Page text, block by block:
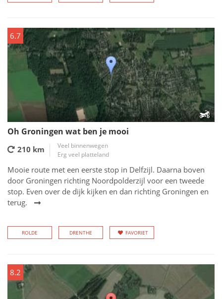
6.7
Oh Groningen wat ben je mooi
210 km
Veel binnenwegen
Erg veel platteland
Mooie route met een eerste stop in Delfzijl. Daarna boven
door Groningen richting Noordpolderzijl voor een tweede
stop. Even over de dijk kijken en dan richting Groningen en
terug.
ROLDE DRENTHE FAVORIET
8.2